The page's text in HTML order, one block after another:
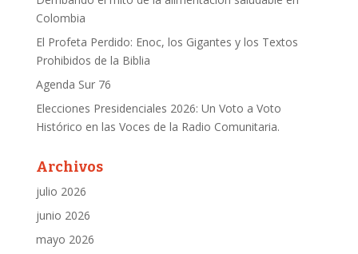
Colombia
El Profeta Perdido: Enoc, los Gigantes y los Textos
Prohibidos de la Biblia
Agenda Sur 76
Elecciones Presidenciales 2026: Un Voto a Voto
Histórico en las Voces de la Radio Comunitaria.
Archivos
julio 2026
junio 2026
mayo 2026